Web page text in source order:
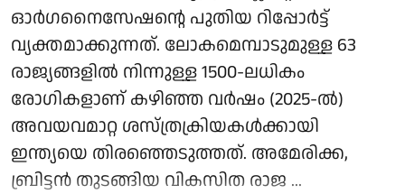
ഓർഗനൈസേഷന്റെ പുതിയ റിപ്പോർട്ട്
വ്യക്തമാക്കുന്നത്. ലോകമെമ്പാടുമുള്ള 63
രാജ്യങ്ങളിൽ നിന്നുള്ള 1500-ലധികം
രോഗികളാണ് കഴിഞ്ഞ വർഷം (2025-ൽ)
അവയവമാറ്റ ശസ്ത്രക്രിയകൾക്കായി
ഇന്ത്യയെ തിരഞ്ഞെടുത്തത്. അമേരിക്ക,
ബ്രിട്ടൻ തുടങ്ങിയ വികസിത രാജ ...